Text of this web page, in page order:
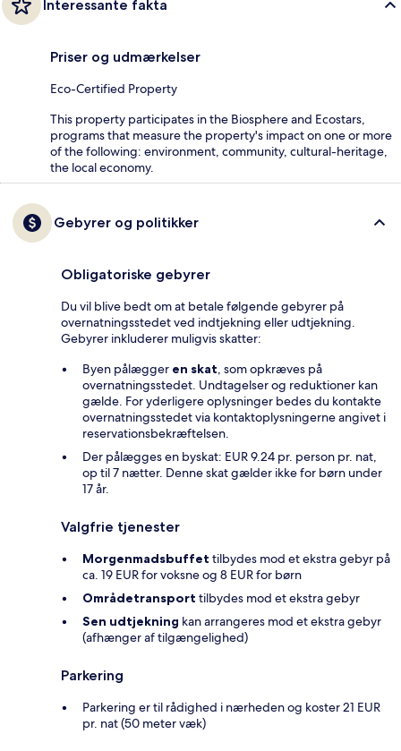
Interessante fakta
Priser og udmærkelser
Eco-Certified Property
This property participates in the Biosphere and Ecostars,
programs that measure the property's impact on one or more
of the following: environment, community, cultural-heritage,
the local economy.
Gebyrer og politikker
Obligatoriske gebyrer
Du vil blive bedt om at betale følgende gebyrer på
overnatningsstedet ved indtjekning eller udtjekning.
Gebyrer inkluderer muligvis skatter:
Byen pålægger en skat, som opkræves på
overnatningsstedet. Undtagelser og reduktioner kan
gælde. For yderligere oplysninger bedes du kontakte
overnatningsstedet via kontaktoplysningerne angivet i
reservationsbekræftelsen.
Der pålægges en byskat: EUR 9.24 pr. person pr. nat,
op til 7 nætter. Denne skat gælder ikke for børn under
17 år.
Valgfrie tjenester
Morgenmadsbuffet tilbydes mod et ekstra gebyr på
ca. 19 EUR for voksne og 8 EUR for børn
Områdetransport tilbydes mod et ekstra gebyr
Sen udtjekning kan arrangeres mod et ekstra gebyr
(afhænger af tilgængelighed)
Parkering
Parkering er til rådighed i nærheden og koster 21 EUR
pr. nat (50 meter væk)